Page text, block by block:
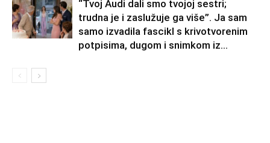
“Tvoj Audi dali smo tvojoj sestri;
trudna je i zaslužuje ga više”. Ja sam
samo izvadila fascikl s krivotvorenim
potpisima, dugom i snimkom iz...